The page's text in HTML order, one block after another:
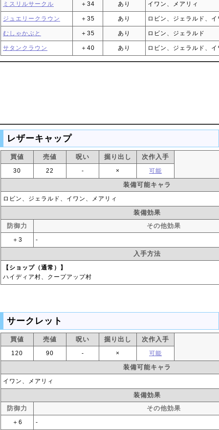
ミスリルサークル ＋34 あり イワン、メアリィ
ジュエリークラウン ＋35 あり ロビン、ジェラルド、
むしゃかぶと ＋35 あり ロビン、ジェラルド
サタンクラウン ＋40 あり ロビン、ジェラルド、
レザーキャップ
買値 売値 呪い 掘り出し 次作入手
30 22 ‐ × 可能
装備可能キャラ
ロビン、ジェラルド、イワン、メアリィ
装備効果
防御力
その他効果
＋3 ‐
入手方法
【ショップ（通常）】
ハイディア村、クープアップ村
サークレット
買値 売値 呪い 掘り出し 次作入手
120 90 ‐ × 可能
装備可能キャラ
イワン、メアリィ
装備効果
防御力
その他効果
＋6 ‐